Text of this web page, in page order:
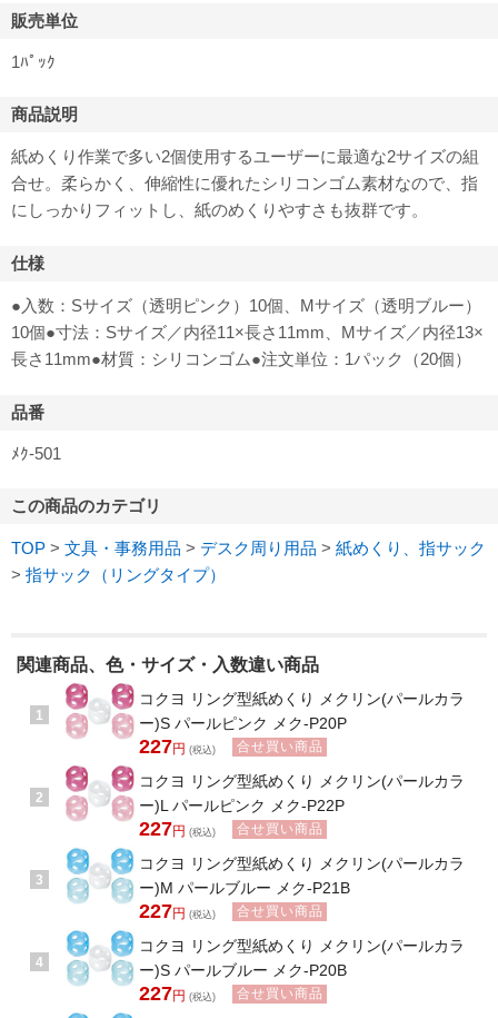
販売単位
1ﾊﾟｯｸ
商品説明
紙めくり作業で多い2個使用するユーザーに最適な2サイズの組
合せ。柔らかく、伸縮性に優れたシリコンゴム素材なので、指
にしっかりフィットし、紙のめくりやすさも抜群です。
仕様
●入数：Sサイズ（透明ピンク）10個、Mサイズ（透明ブルー）
10個●寸法：Sサイズ／内径11×長さ11mm、Mサイズ／内径13×
長さ11mm●材質：シリコンゴム●注文単位：1パック（20個）
品番
ﾒｸ-501
この商品のカテゴリ
TOP > 文具・事務用品 > デスク周り用品 > 紙めくり、指サック
> 指サック（リングタイプ）
関連商品、色・サイズ・入数違い商品
1
コクヨ リング型紙めくり メクリン(パールカラ
ー)S パールピンク メク-P20P
227円 (税込) 合せ買い商品
2
コクヨ リング型紙めくり メクリン(パールカラ
ー)L パールピンク メク-P22P
227円 (税込) 合せ買い商品
3
コクヨ リング型紙めくり メクリン(パールカラ
ー)M パールブルー メク-P21B
227円 (税込) 合せ買い商品
4
コクヨ リング型紙めくり メクリン(パールカラ
ー)S パールブルー メク-P20B
227円 (税込) 合せ買い商品